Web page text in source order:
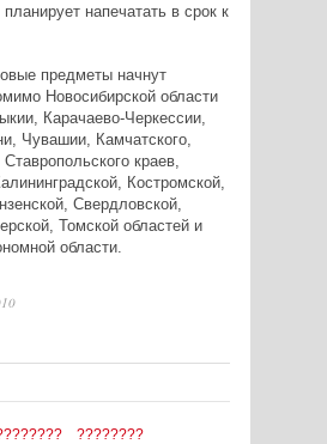
напечатать в срок к
предметы начнут
Новосибирской области
Карачаево-Черкессии,
Чувашии, Камчатского,
краев,
Костромской,
Свердловской,
Томской областей и
области.
????????